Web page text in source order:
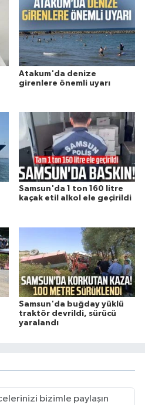
Atakum'da denize
girenlere önemli uyarı
Samsun'da 1 ton 160 litre
kaçak etil alkol ele geçirildi
Samsun'da buğday yüklü
traktör devrildi, sürücü
yaralandı